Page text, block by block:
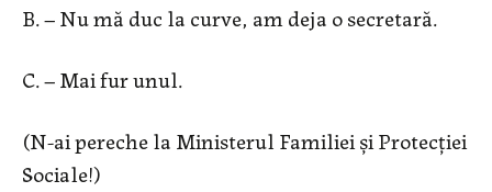
B. – Nu mă duc la curve, am deja o secretară.
C. – Mai fur unul.
(N-ai pereche la Ministerul Familiei și Protecției
Sociale!)